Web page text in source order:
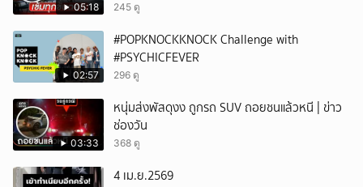
05:18 245 ดู
02:57
#POPKNOCKKNOCK Challenge with
#PSYCHICFEVER
296 ดู
03:33
หนุ่มส่งพัสดุงง ถูกรถ SUV ถอยชนแล้วหนี | ข่าว
ช่องวัน
368 ดู
4 เม.ย.2569